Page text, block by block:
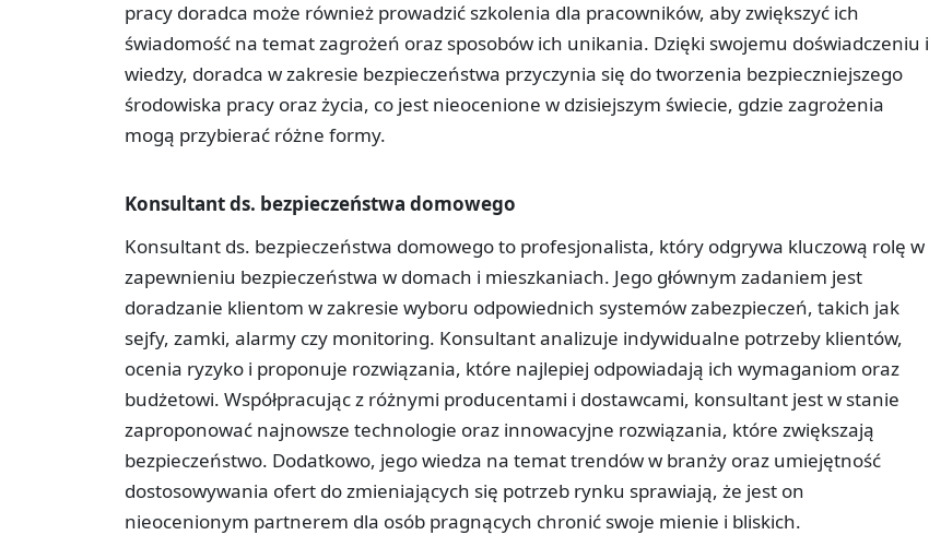
pracy doradca może również prowadzić szkolenia dla pracowników, aby zwiększyć ich
świadomość na temat zagrożeń oraz sposobów ich unikania. Dzięki swojemu doświadczeniu i
wiedzy, doradca w zakresie bezpieczeństwa przyczynia się do tworzenia bezpieczniejszego
środowiska pracy oraz życia, co jest nieocenione w dzisiejszym świecie, gdzie zagrożenia
mogą przybierać różne formy.
Konsultant ds. bezpieczeństwa domowego
Konsultant ds. bezpieczeństwa domowego to profesjonalista, który odgrywa kluczową rolę w
zapewnieniu bezpieczeństwa w domach i mieszkaniach. Jego głównym zadaniem jest
doradzanie klientom w zakresie wyboru odpowiednich systemów zabezpieczeń, takich jak
sejfy, zamki, alarmy czy monitoring. Konsultant analizuje indywidualne potrzeby klientów,
ocenia ryzyko i proponuje rozwiązania, które najlepiej odpowiadają ich wymaganiom oraz
budżetowi. Współpracując z różnymi producentami i dostawcami, konsultant jest w stanie
zaproponować najnowsze technologie oraz innowacyjne rozwiązania, które zwiększają
bezpieczeństwo. Dodatkowo, jego wiedza na temat trendów w branży oraz umiejętność
dostosowywania ofert do zmieniających się potrzeb rynku sprawiają, że jest on
nieocenionym partnerem dla osób pragnących chronić swoje mienie i bliskich.